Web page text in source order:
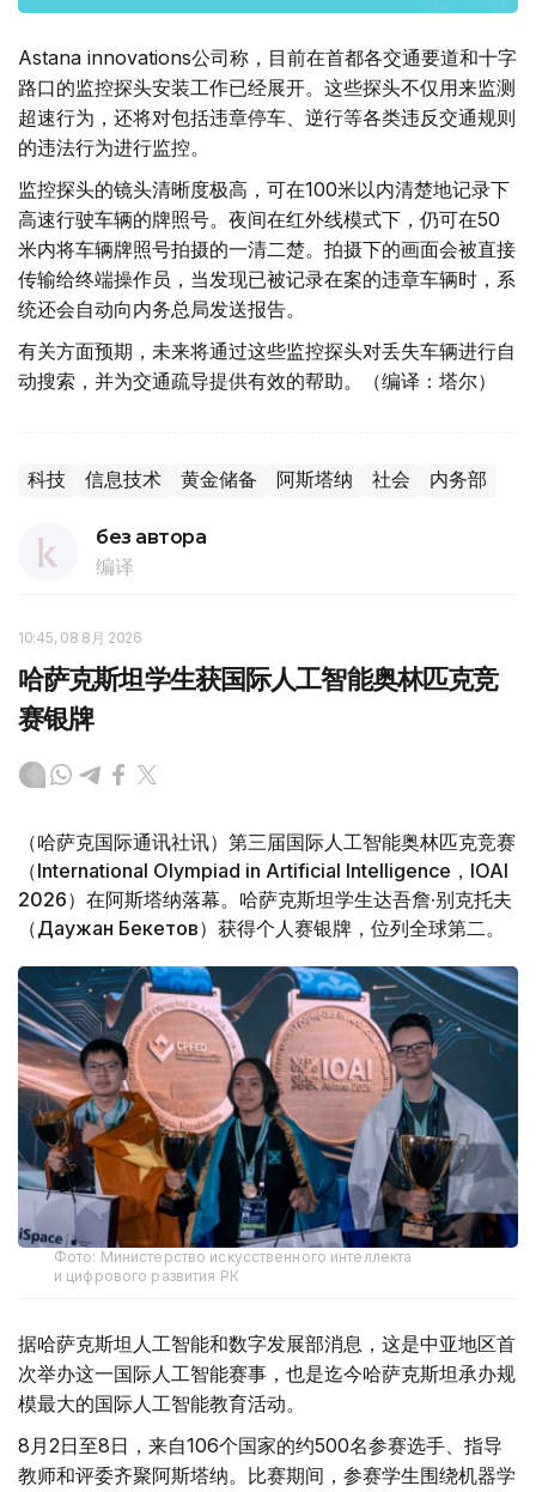
Astana innоvations公司称，目前在首都各交通要道和十字
路口的监控探头安装工作已经展开。这些探头不仅用来监测
超速行为，还将对包括违章停车、逆行等各类违反交通规则
的违法行为进行监控。
监控探头的镜头清晰度极高，可在100米以内清楚地记录下
高速行驶车辆的牌照号。夜间在红外线模式下，仍可在50
米内将车辆牌照号拍摄的一清二楚。拍摄下的画面会被直接
传输给终端操作员，当发现已被记录在案的违章车辆时，系
统还会自动向内务总局发送报告。
有关方面预期，未来将通过这些监控探头对丢失车辆进行自
动搜索，并为交通疏导提供有效的帮助。（编译：塔尔）
科技 信息技术 黄金储备 阿斯塔纳 社会 内务部
без автора
编译
10:45, 08 8月 2026
哈萨克斯坦学生获国际人工智能奥林匹克竞
赛银牌
（哈萨克国际通讯社讯）第三届国际人工智能奥林匹克竞赛
（International Olympiad in Artificial Intelligence，IOAI
2026）在阿斯塔纳落幕。哈萨克斯坦学生达吾詹·别克托夫
（Даужан Бекетов）获得个人赛银牌，位列全球第二。
Фото: Министерство искусственного интеллекта
и цифрового развития РК
据哈萨克斯坦人工智能和数字发展部消息，这是中亚地区首
次举办这一国际人工智能赛事，也是迄今哈萨克斯坦承办规
模最大的国际人工智能教育活动。
8月2日至8日，来自106个国家的约500名参赛选手、指导
教师和评委齐聚阿斯塔纳。比赛期间，参赛学生围绕机器学